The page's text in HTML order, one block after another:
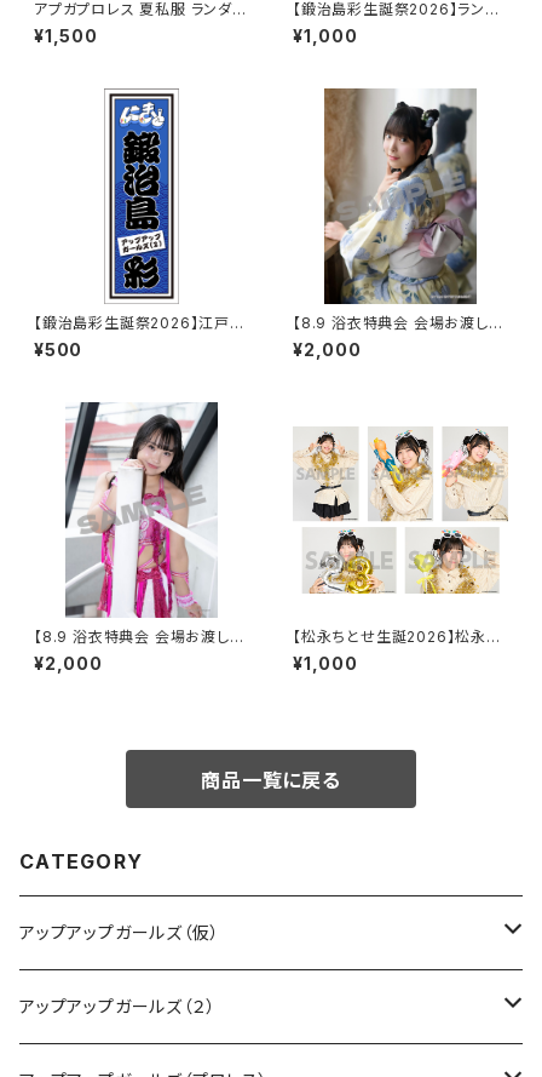
アプガプロレス 夏私服 ランダム
チェキ
¥1,500
【鍛治島彩生誕祭2026】ランダ
ムチェキ
¥1,000
【鍛治島彩生誕祭2026】江戸文
字シール
¥500
【8.9 浴衣特典会 会場お渡し限
定】高見汐珠 浴衣ポートレート
※発送はいたしません
¥2,000
【8.9 浴衣特典会 会場お渡し限
定】渡辺未詩 アザーカットポー
トレート ※発送はいたしません
¥2,000
【松永ちとせ生誕2026】松永ち
とせ生誕2026 L判生写真（2枚
入り）
¥1,000
商品一覧に戻る
CATEGORY
アップアップガールズ（仮）
CD・DVD・Blu-ray
アップアップガールズ（２）